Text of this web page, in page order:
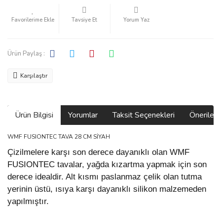
Tavsiye Et Yorum Yaz
Ürün Paylaş :
Karşılaştır
Ürün Bilgisi Yorumlar Taksit Seçenekleri
WMF FUSIONTEC TAVA 28 CM SİYAH
Çizilmelere karşı son derece dayanıklı olan WMF
FUSIONTEC tavalar, yağda kızartma yapmak için son
derece idealdir. Alt kısmı paslanmaz çelik olan tutma
yerinin üstü, ısıya karşı dayanıklı silikon malzemeden
yapılmıştır.